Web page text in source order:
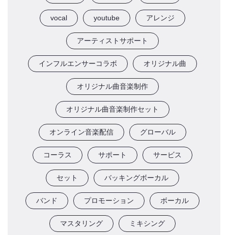
vocal youtube アレンジ
アーティストサポート
インフルエンサーコラボ オリジナル曲
オリジナル曲音楽制作
オリジナル曲音楽制作セット
オンライン音楽配信 グローバル
コーラス サポート サービス
セット バッキングボーカル
バンド プロモーション ボーカル
マスタリング ミキシング